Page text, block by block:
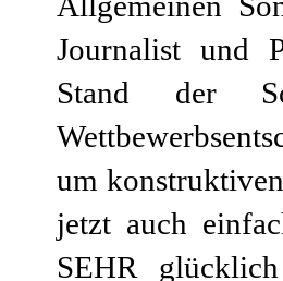
Journalist und
Stand der
um
jetzt auch
SEHR